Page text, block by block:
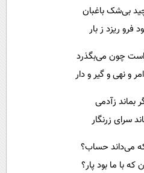
بی‌شک باغبان
فرو ریزد ز بار
چون می‌بگذرد
و نهی و گیر و دار
بماند زآدمی
سرای زرنگار
می‌داند حساب؟
با ما بود پار؟